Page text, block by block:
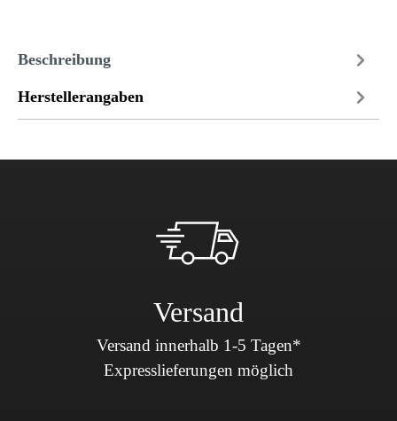
Beschreibung
Herstellerangaben
Versand
Versand innerhalb 1-5 Tagen*
Expresslieferungen möglich